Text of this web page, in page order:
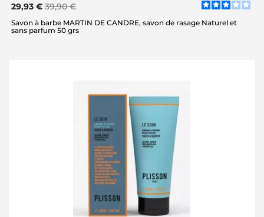
29,93 € 39,90 €
Savon à barbe MARTIN DE CANDRE, savon de rasage Naturel et
sans parfum 50 grs